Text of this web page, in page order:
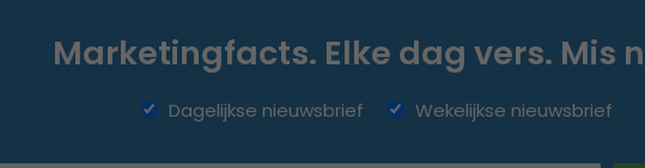
Marketingfacts. Elke dag vers. Mis
Dagelijkse nieuwsbrief Wekelijkse nieuwsbrief